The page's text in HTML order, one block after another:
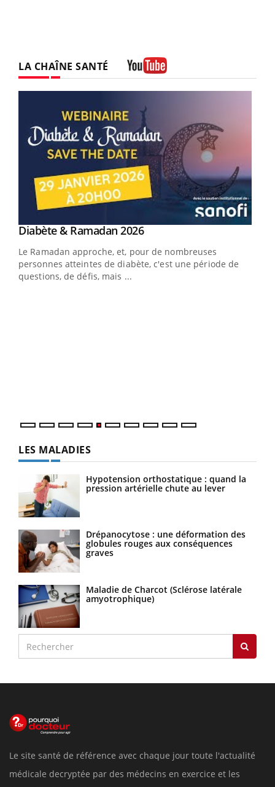
LA CHAÎNE SANTÉ
Youtube
Diabète & Ramadan 2026Youtube
Le Ramadan approche, et, pour de nombreuses
personnes atteintes de diabète, c'est une période de
questions, de défis, mais ...
LES MALADIES
Hypotension orthostatique : quand la
pression artérielle chute au lever
Drépanocytose : une déformation des
globules rouges aux conséquences
graves
Maladie de Charcot (Sclérose latérale
amyotrophique)
Le site santé de référence avec chaque jour toute l'actualité
médicale decryptée par des médecins en exercice et les